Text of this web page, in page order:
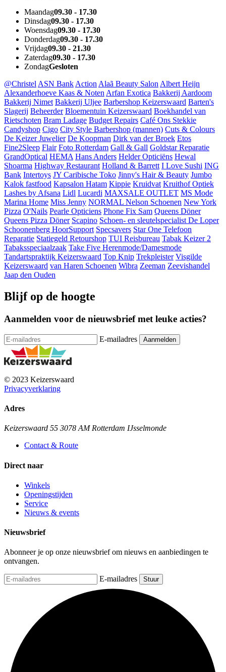
Maandag09.30 - 17.30
Dinsdag09.30 - 17.30
Woensdag09.30 - 17.30
Donderdag09.30 - 17.30
Vrijdag09.30 - 21.30
Zaterdag09.30 - 17.30
ZondagGesloten
@Christel ASN Bank Action Alaã Beauty Salon Albert Heijn
Alexanderhoeve Kaas & Noten Arfan Exotica Bakkerij Aardoom
Bakkerij Nimet Bakkerij Uljee Barbershop Keizerswaard Barten's
Slagerij Beheerder Bloementuin Keizerswaard Boekhandel van
Rietschoten Bram Ladage Budget Repairs Café Ons Stekkie
Candyshop Cigo City Style Barbershop (mannen) Cuts & Colours
De Keizer Juwelier De Koopman Dirk van der Broek Etos
Fine2Sleep Flair Foto Rotterdam Gall & Gall Goldstar Reparatie
GrandOptical HEMA Hans Anders Helder Opticiëns Hewal
Shoarma Highway Restaurant Holland & Barrett I Love Sushi ING
Bank Intertoys JY Caribische Toko Jinny's Hair & Beauty Jumbo
Kalok fastfood Kapsalon Hatam Kippie Kruidvat Kruithof Optiek
Lashes by Afsana Lidl Lucardi MAXSALE OUTLET MS Mode
Marina Home Miss Jenny NORMAL Nelson Schoenen New York
Pizza O'Nails Pearle Opticiens Phone Fix Sam Queens Döner
Queens Pizza Döner Scapino Schoen- en sleutelspecialist De Loper
Schoonenberg HoorSupport Specsavers Star One Telefoon
Reparatie Statiegeld Retourshop TUI Reisbureau Tabak Keizer 2
Tabaksspeciaalzaak Take Five Herenmode/Damesmode
Tandartspraktijk Keizerswaard Top Knip Trekpleister Visgilde
Keizerswaard van Haren Schoenen Wibra Zeeman Zeevishandel
Jaap den Ouden
Blijf op de hoogte
Aanmelden voor de nieuwsbrief met leuke acties?
E-mailadres
© 2023 Keizerswaard
Privacyverklaring
Adres
Keizerswaard 55 3078 AM Rotterdam IJsselmonde
Contact & Route
Direct naar
Winkels
Openingstijden
Service
Nieuws & events
Nieuwsbrief
Abonneer je op onze nieuwsbrief om nieuws en aanbiedingen te
ontvangen.
E-mailadres